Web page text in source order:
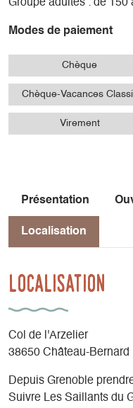
Groupe adultes : de 150
Modes de paiement
Chèque
Chèque-Vacances
Virement
Présentation
Localisation
Localisation
Col de l'Arzelier
38650 Château-Bernard
Depuis Grenoble
Suivre Les Saillants du